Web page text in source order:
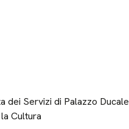
dei Servizi di Palazzo Ducale
Cultura